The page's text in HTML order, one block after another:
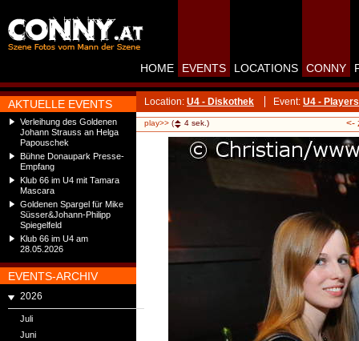
AKTUELLE EVENTS
Verleihung des Goldenen
Johann Strauss an Helga
Papouschek
Bühne Donaupark Presse-
Empfang
Klub 66 im U4 mit Tamara
Mascara
Goldenen Spargel für Mike
Süsser&Johann-Philipp
Spiegelfeld
Klub 66 im U4 am
28.05.2026
EVENTS-ARCHIV
2026
Juli
Juni
HOME EVENTS LOCATIONS CONNY
Location: U4 - Diskothek Event: U4 -
play>> ( 4 sek.) <-